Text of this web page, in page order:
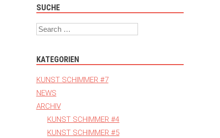
SUCHE
Search
KATEGORIEN
KUNST SCHIMMER #7
NEWS
ARCHIV
KUNST SCHIMMER #4
KUNST SCHIMMER #5